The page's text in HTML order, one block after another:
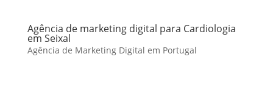
Agência de marketing digital para Cardiologia
em Seixal
Agência de Marketing Digital em Portugal